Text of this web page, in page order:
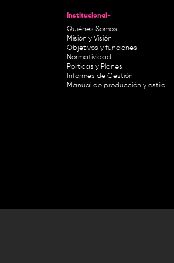
Institucional-
Quiénes Somos
Misión y Visión
Objetivos y funciones
Normatividad
Políticas y Planes
Informes de Gestión
Manual de producción y estilo